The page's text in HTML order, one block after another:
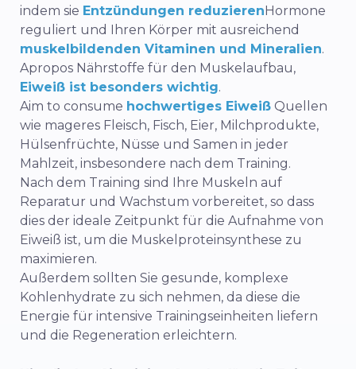
indem sie Entzündungen reduzierenHormone
reguliert und Ihren Körper mit ausreichend
muskelbildenden Vitaminen und Mineralien.
Apropos Nährstoffe für den Muskelaufbau,
Eiweiß ist besonders wichtig.
Aim to consume hochwertiges Eiweiß Quellen
wie mageres Fleisch, Fisch, Eier, Milchprodukte,
Hülsenfrüchte, Nüsse und Samen in jeder
Mahlzeit, insbesondere nach dem Training.
Nach dem Training sind Ihre Muskeln auf
Reparatur und Wachstum vorbereitet, so dass
dies der ideale Zeitpunkt für die Aufnahme von
Eiweiß ist, um die Muskelproteinsynthese zu
maximieren.
Außerdem sollten Sie gesunde, komplexe
Kohlenhydrate zu sich nehmen, da diese die
Energie für intensive Trainingseinheiten liefern
und die Regeneration erleichtern.